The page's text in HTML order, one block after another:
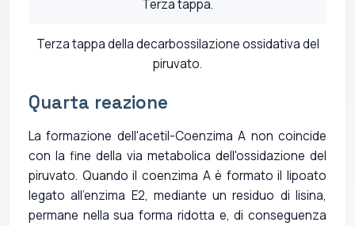
Terza tappa della decarbossilazione ossidativa del
piruvato.
Quarta reazione
La formazione dell'acetil-Coenzima A non coincide
con la fine della via metabolica dell'ossidazione del
piruvato. Quando il coenzima A è formato il lipoato
legato all'enzima E2, mediante un residuo di lisina,
permane nella sua forma ridotta e, di conseguenza